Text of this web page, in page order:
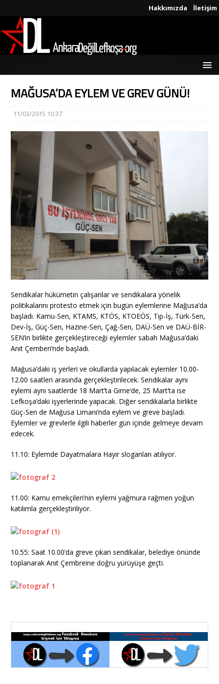
Hakkımızda İletişim
MAĞUSA’DA EYLEM VE GREV GÜNÜ!
11/03/2015 10:37
Sendikalar hükümetin çalışanlar ve sendikalara yönelik
politikalarını protesto etmek için bugün eylemlerine Mağusa’da
başladı. Kamu-Sen, KTAMS, KTÖS, KTOEÖS, Tıp-İş, Türk-Sen,
Dev-İş, Güç-Sen, Hazine-Sen, Çağ-Sen, DAÜ-Sen ve DAÜ-BİR-
SEN’in birlikte gerçekleştireceği eylemler sabah Mağusa’daki
Anıt Çemberi’nde başladı.
Mağusa’daki iş yerleri ve okullarda yapılacak eylemler 10.00-
12.00 saatleri arasında gerçekleştirilecek. Sendikalar aynı
eylemi aynı saatlerde 18 Mart’ta Girne’de, 25 Mart’ta ise
Lefkoşa’daki işyerlerinde yapacak. Diğer sendikalarla birlikte
Güç-Sen de Mağusa Limanı’nda eylem ve greve başladı.
Eylemler ve grevlerle ilgili haberler gün içinde gelmeye devam
edecek.
11.10: Eylemde Dayatmalara Hayır sloganları atılıyor.
11.00: Kamu emekçileri’nin eylemi yağmura rağmen yoğun
katılımla gerçekleştiriliyor.
10.55: Saat 10.00’da greve çıkan sendikalar, belediye önünde
toplanarak Anıt Çembreine doğru yürüyüşe geçti.